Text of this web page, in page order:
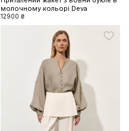
молочному кольорі Deva
12900 ₴